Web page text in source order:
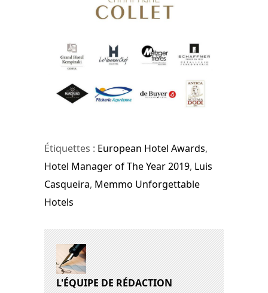
Étiquettes : European Hotel Awards,
Hotel Manager of The Year 2019, Luis
Casqueira, Memmo Unforgettable
Hotels
L'ÉQUIPE DE RÉDACTION